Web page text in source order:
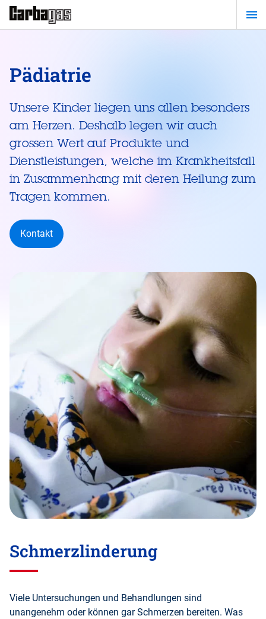
Zum
Hauptinhalt
Pädiatrie
Unsere Kinder liegen uns allen besonders
am Herzen. Deshalb legen wir auch
grossen Wert auf Produkte und
Dienstleistungen, welche im Krankheitsfall
in Zusammenhang mit deren Heilung zum
Tragen kommen.
Kontakt
Schmerzlinderung
Viele Untersuchungen und Behandlungen sind
unangenehm oder können gar Schmerzen bereiten. Was